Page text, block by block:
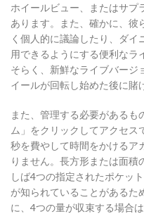
ホイールビュー、またはサプ
あります。また、確かに、彼
く個人的に議論したり、ダ
用できるようにする便利なラ
そらく、新鮮なライブバージ
イールが回転し始めた後に賭
また、管理する必要がある
ム」をクリックしてアクセス
秒を費やして時間をかけるア
りません。長方形または面
しば4つの指定されたポケッ
が知られていることがあるた
に、4つの量が収束する場合